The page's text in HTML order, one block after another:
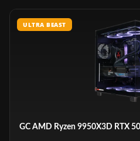
ULTRA BEAST
GC AMD Ryzen 9950X3D RTX